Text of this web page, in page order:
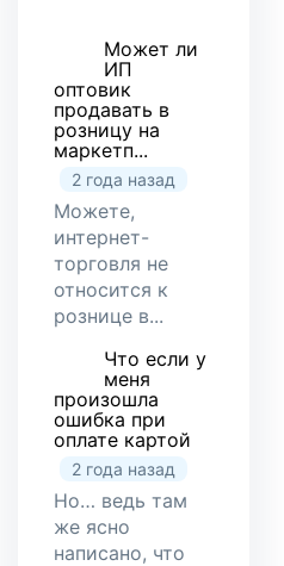
Может ли
ИП
оптовик
продавать в
розницу на
маркетп...
2 года назад
Можете,
интернет-
торговля не
относится к
рознице в...
Что если у
меня
произошла
ошибка при
оплате картой
2 года назад
Но… ведь там
же ясно
написано, что